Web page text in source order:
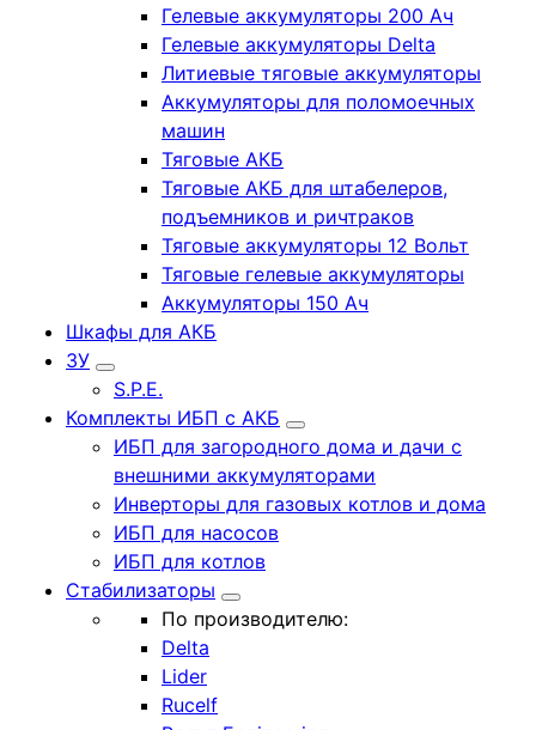
Гелевые аккумуляторы 200 Ач
Гелевые аккумуляторы Delta
Литиевые тяговые аккумуляторы
Аккумуляторы для поломоечных
машин
Тяговые АКБ
Тяговые АКБ для штабелеров,
подъемников и ричтраков
Тяговые аккумуляторы 12 Вольт
Тяговые гелевые аккумуляторы
Аккумуляторы 150 Ач
Шкафы для АКБ
ЗУ
S.P.E.
Комплекты ИБП с АКБ
ИБП для загородного дома и дачи с
внешними аккумуляторами
Инверторы для газовых котлов и дома
ИБП для насосов
ИБП для котлов
Стабилизаторы
По производителю:
Delta
Lider
Rucelf